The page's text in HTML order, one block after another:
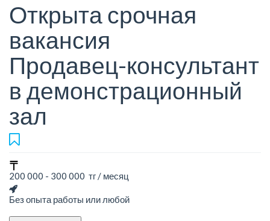
Открыта срочная
вакансия
Продавец-консультант
в демонстрационный
зал
200 000 - 300 000 тг / месяц
Без опыта работы или любой